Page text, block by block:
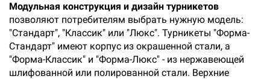
Модульная конструкция и дизайн турникетов
позволяют потребителям выбрать нужную модель:
"Стандарт", "Классик" или "Люкс". Турникеты "Форма-
Стандарт" имеют корпус из окрашенной стали, а
"Форма-Классик" и "Форма-Люкс" - из нержавеющей
шлифованной или полированной стали. Верхние